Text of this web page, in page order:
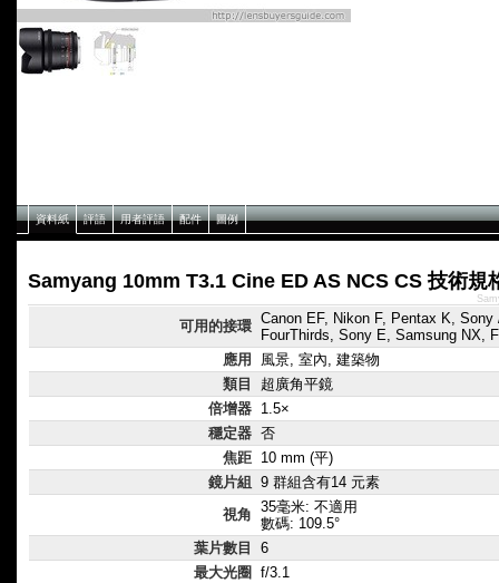
資料紙 評語 用者評語 配件 圖例
Samyang 10mm T3.1 Cine ED AS NCS CS 技術規
可用的接環 Canon EF, Nikon F, Pentax K,
FourThirds, Sony E, Samsung NX,
應用
風景, 室內, 建築物
類目
超廣角平鏡
倍增器 1.5×
穩定器 否
焦距 10 mm (平)
鏡片組
9 群組含有14 元素
視角 35毫米: 不適用
數碼: 109.5°
葉片數目
6
最大光圈
f/3.1